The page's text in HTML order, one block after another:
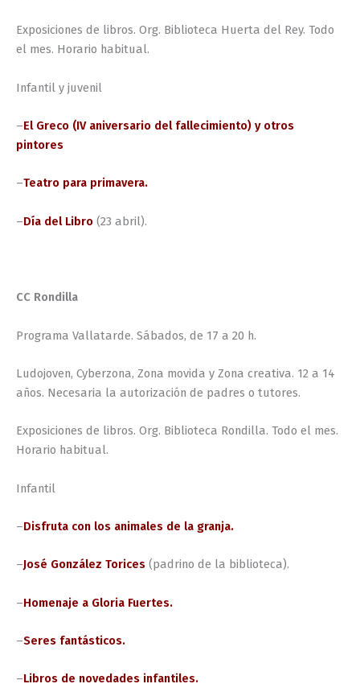
Exposiciones de libros. Org. Biblioteca Huerta del Rey. Todo
el mes. Horario habitual.
Infantil y juvenil
–El Greco (IV aniversario del fallecimiento) y otros
pintores
–Teatro para primavera.
–Día del Libro (23 abril).
CC Rondilla
Programa Vallatarde. Sábados, de 17 a 20 h.
Ludojoven, Cyberzona, Zona movida y Zona creativa. 12 a 14
años. Necesaria la autorización de padres o tutores.
Exposiciones de libros. Org. Biblioteca Rondilla. Todo el mes.
Horario habitual.
Infantil
–Disfruta con los animales de la granja.
–José González Torices (padrino de la biblioteca).
–Homenaje a Gloria Fuertes.
–Seres fantásticos.
–Libros de novedades infantiles.